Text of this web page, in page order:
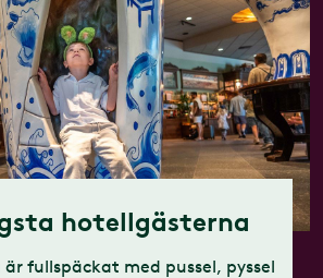
hotellgästerna
är fullspäckat med pussel, pyssel